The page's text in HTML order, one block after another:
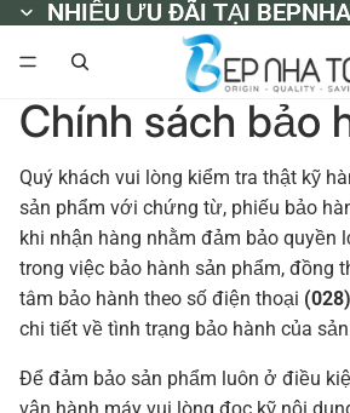
NHIỀU ƯU ĐÃI TẠI
NHIỀU ƯU ĐÃI TẠI
Chính sách bảo
Quý khách vui lòng kiểm tra thật kỹ
sản phẩm với chứng từ, phiếu bảo
khi nhận hàng nhằm đảm bảo quyền
trong việc bảo hành sản phẩm, đồng
tâm bảo hành theo số điện thoại
chi tiết về tình trạng bảo hành của
Để đảm bảo sản phẩm luôn ở điều